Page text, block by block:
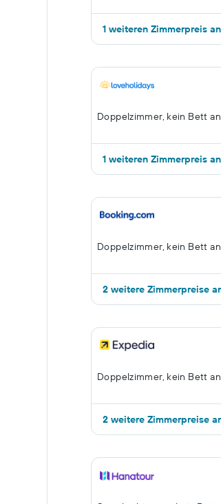
1 weiteren Zimmerpreis
Doppelzimmer, kein Bett
1 weiteren Zimmerpreis
Doppelzimmer, kein Bett
2 weitere Zimmerpreise
Doppelzimmer, kein Bett
2 weitere Zimmerpreise